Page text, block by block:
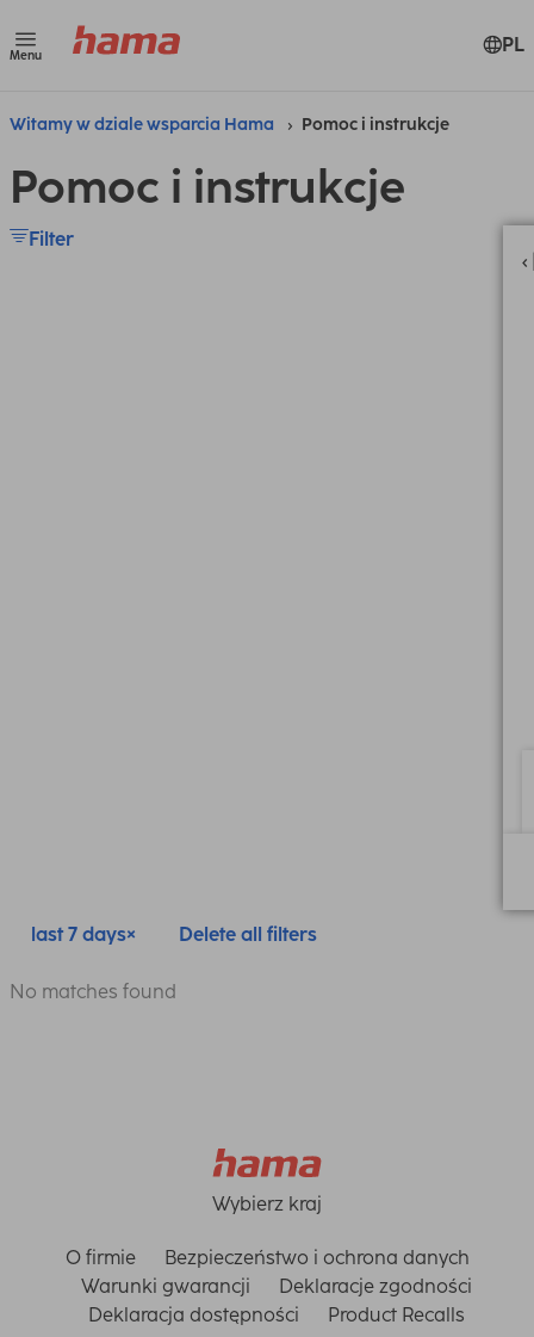
Menu PL
Witamy w dziale wsparcia Hama Pomoc i instrukcje
Pomoc i instrukcje
Filter
last 7 days Delete all filters
No matches found
Wybierz kraj
O firmie
Bezpieczeństwo i ochrona danych
Warunki gwarancji
Deklaracje zgodności
Deklaracja dostępności
Product Recalls